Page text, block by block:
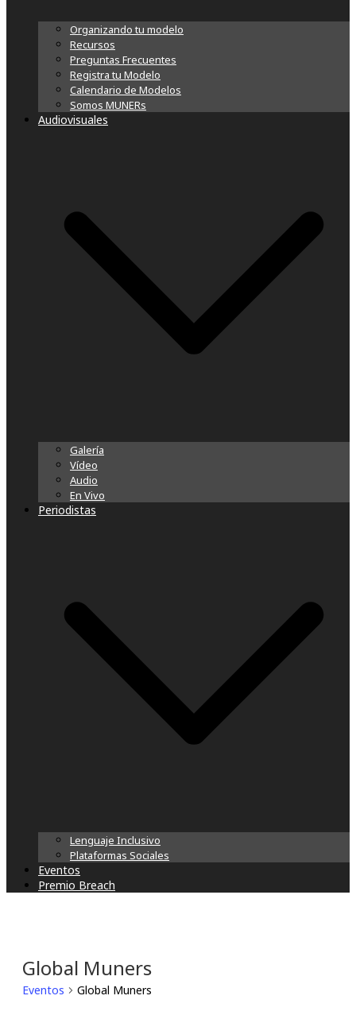
Organizando tu modelo
Recursos
Preguntas Frecuentes
Registra tu Modelo
Calendario de Modelos
Somos MUNERs
Audiovisuales
Galería
Vídeo
Audio
En Vivo
Periodistas
Lenguaje Inclusivo
Plataformas Sociales
Eventos
Premio Breach
Global Muners
Eventos Global Muners